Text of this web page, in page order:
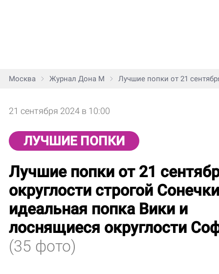
Москва Журнал Дона М Лучшие попки от 21
21 сентября 2024 в 10:00
ЛУЧШИЕ ПОПКИ
Лучшие попки от 21
округлости строгой
идеальная попка Вики и
лоснящиеся округлости
(35 фото)